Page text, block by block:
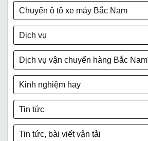
Chuyển ô tô xe máy Bắc Nam
Dịch vụ
Dịch vụ vận chuyển hàng Bắc Nam
Kinh nghiệm hay
Tin tức
Tin tức, bài viết vận tải